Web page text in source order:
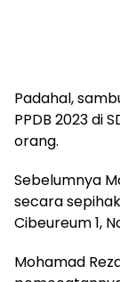
Padahal,
PPDB 2023 di
orang.
Sebelumnya
secara
Cibeureum 1,
Mohamad